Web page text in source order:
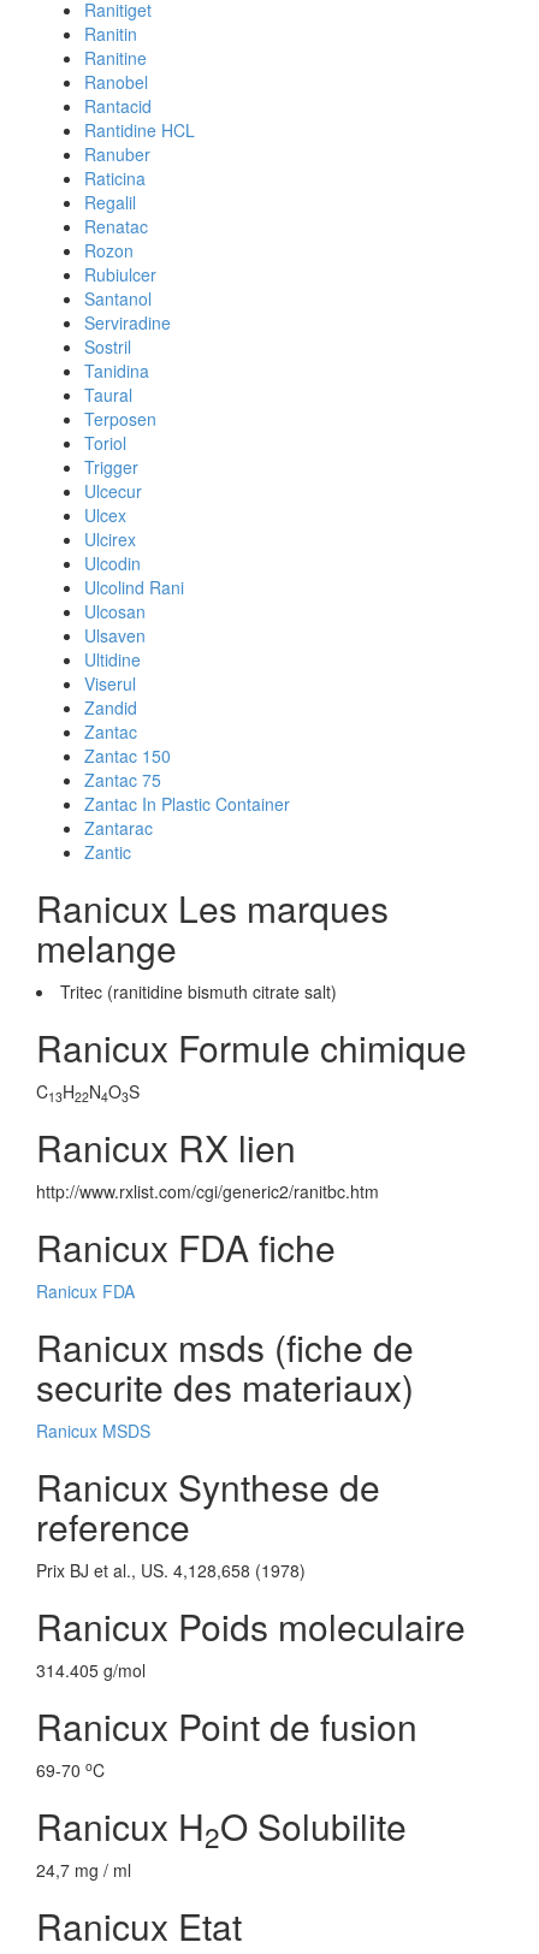
Ranitiget
Ranitin
Ranitine
Ranobel
Rantacid
Rantidine HCL
Ranuber
Raticina
Regalil
Renatac
Rozon
Rubiulcer
Santanol
Serviradine
Sostril
Tanidina
Taural
Terposen
Toriol
Trigger
Ulcecur
Ulcex
Ulcirex
Ulcodin
Ulcolind Rani
Ulcosan
Ulsaven
Ultidine
Viserul
Zandid
Zantac
Zantac 150
Zantac 75
Zantac In Plastic Container
Zantarac
Zantic
Ranicux Les marques
melange
Tritec (ranitidine bismuth citrate salt)
Ranicux Formule chimique
C13H22N4O3S
Ranicux RX lien
http://www.rxlist.com/cgi/generic2/ranitbc.htm
Ranicux FDA fiche
Ranicux FDA
Ranicux msds (fiche de
securite des materiaux)
Ranicux MSDS
Ranicux Synthese de
reference
Prix BJ et al., US. 4,128,658 (1978)
Ranicux Poids moleculaire
314.405 g/mol
Ranicux Point de fusion
69-70 oC
Ranicux H2O Solubilite
24,7 mg / ml
Ranicux Etat